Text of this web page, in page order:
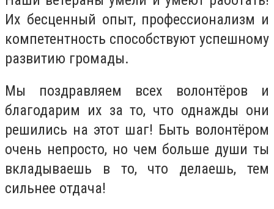
Их бесценный опыт, профессионализм и
компетентность способствуют успешному
развитию громады.
Мы поздравляем всех волонтёров и
благодарим их за то, что однажды они
решились на этот шаг! Быть волонтёром
очень непросто, но чем больше души ты
вкладываешь в то, что делаешь, тем
сильнее отдача!